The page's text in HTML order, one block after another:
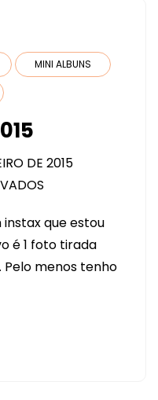
MINI ALBUNS
DE 2015
INSTAX
2015
que estou
é 1 foto tirada
menos tenho